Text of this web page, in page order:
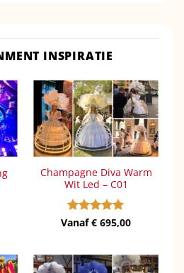
INSPIRATIE
Champagne Diva Warm
Wit Led – C01
Gewaardeerd
Vanaf€ 695,00